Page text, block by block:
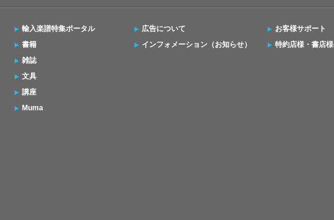
輸入楽譜特集ポータル
書籍
雑誌
文具
講座
Muma
広告について
インフォメーション（お知らせ）
お客様サポート
特約店様・書店